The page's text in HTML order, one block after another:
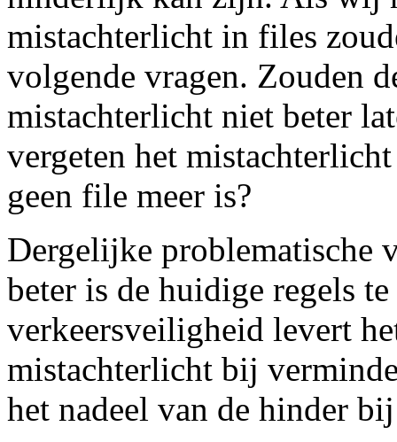
mistachterlicht in files
volgende vragen. Zouden
mistachterlicht niet beter
vergeten het
geen file meer is?
Dergelijke problematische
beter is de huidige regels
verkeersveiligheid levert
mistachterlicht bij
het nadeel van de hinder